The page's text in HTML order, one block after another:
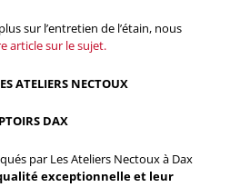
sur l’entretien de l’étain, nous
article sur le sujet.
ATELIERS NECTOUX
DAX
par Les Ateliers Nectoux à Dax
exceptionnelle et leur